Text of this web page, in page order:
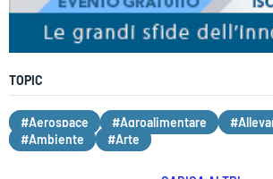
TOPIC
#Aerospace #Agroalimentare
#Ambiente
#Arte